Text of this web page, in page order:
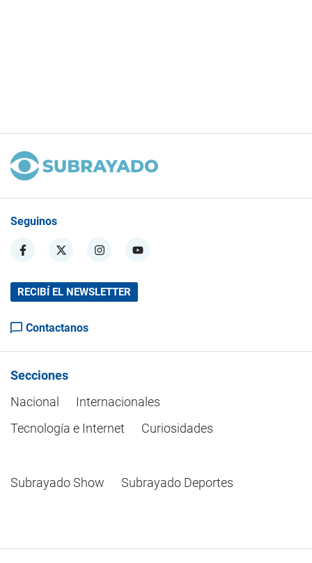
Seguinos
RECIBÍ EL NEWSLETTER
Contactanos
Secciones
Nacional
Internacionales
Tecnología e Internet
Curiosidades
Subrayado Show Subrayado Deportes